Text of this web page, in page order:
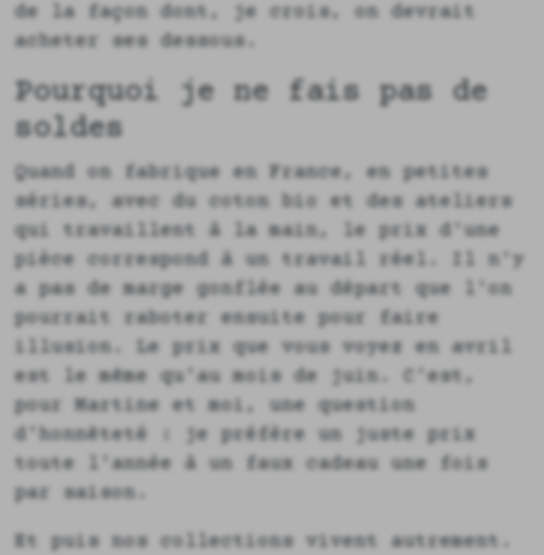
de la façon dont, je crois, on devrait
acheter ses dessous.
Pourquoi je ne fais pas de
soldes
Quand on fabrique en France, en petites
séries, avec du coton bio et des ateliers
qui travaillent à la main, le prix d'une
pièce correspond à un travail réel. Il n'y
a pas de marge gonflée au départ que l'on
pourrait raboter ensuite pour faire
illusion. Le prix que vous voyez en avril
est le même qu'au mois de juin. C'est,
pour Martine et moi, une question
d'honnêteté : je préfère un juste prix
toute l'année à un faux cadeau une fois
par saison.
Et puis nos collections vivent autrement.